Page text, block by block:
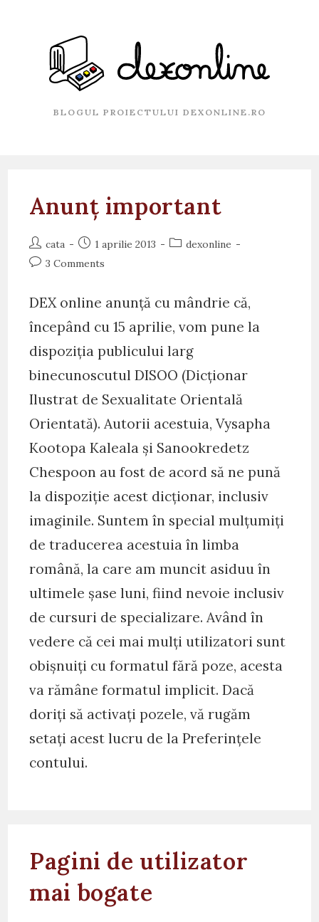
BLOGUL PROIECTULUI DEXONLINE.RO
Anunț important
Post
author:
cata
Post
published:
1 aprilie 2013
Postdexonline
Post3 Comments
DEX online anunță cu mândrie că,
începând cu 15 aprilie, vom pune la
dispoziția publicului larg
binecunoscutul DISOO (Dicționar
Ilustrat de Sexualitate Orientală
Orientată). Autorii acestuia, Vysapha
Kootopa Kaleala și Sanookredetz
Chespoon au fost de acord să ne pună
la dispoziție acest dicționar, inclusiv
imaginile. Suntem în special mulțumiți
de traducerea acestuia în limba
română, la care am muncit asiduu în
ultimele șase luni, fiind nevoie inclusiv
de cursuri de specializare. Având în
vedere că cei mai mulți utilizatori sunt
obișnuiți cu formatul fără poze, acesta
va rămâne formatul implicit. Dacă
doriți să activați pozele, vă rugăm
setați acest lucru de la Preferințele
contului.
Pagini de utilizator
mai bogate